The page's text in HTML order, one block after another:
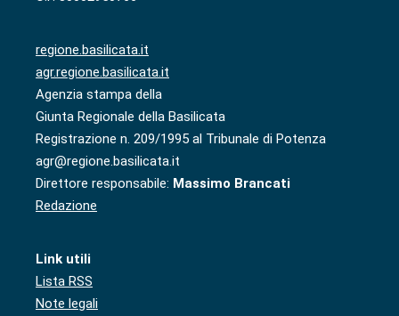
regione.basilicata.it
agr.regione.basilicata.it
Agenzia stampa della
Giunta Regionale della Basilicata
Registrazione n. 209/1995 al Tribunale di Potenza
agr@regione.basilicata.it
Direttore responsabile: Massimo Brancati
Redazione
Link utili
Lista RSS
Note legali